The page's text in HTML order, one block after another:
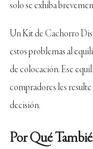
solo se exhiba
Un Kit de Cachorro
estos problemas al
de colocación. Ese
compradores les resulte
decisión.
Por Qué